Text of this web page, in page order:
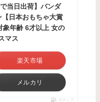
当日出荷】バンダ
日本おもちゃ大賞
象年齢 6才以上 女の
マス
楽天市場
メルカリ
ポチップ